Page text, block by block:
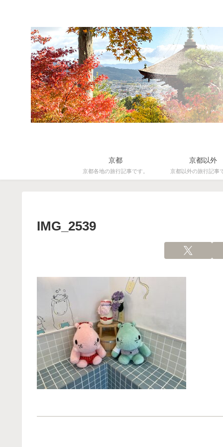
京都
京都各地の旅行記事です。
京都以外
京都以外の旅行記事
IMG_2539